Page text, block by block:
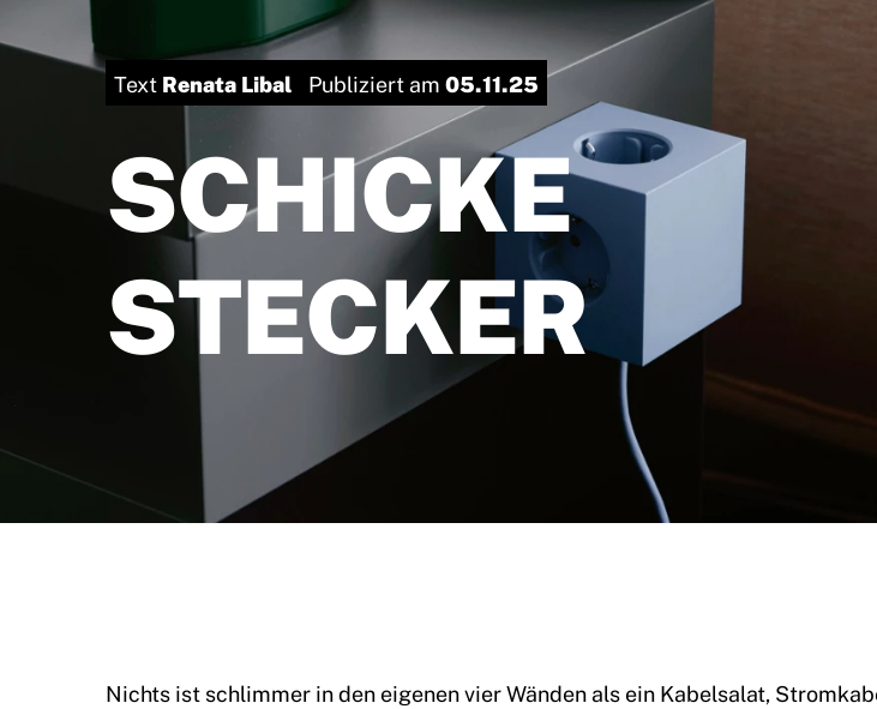
Text Renata Libal Publiziert am 05.11.25
SCHICKE
STECKER
Nichts ist schlimmer in den eigenen vier Wänden als ein Kabelsalat,